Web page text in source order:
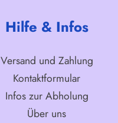
Hilfe & Infos
Versand und Zahlung
Kontaktformular
Infos zur Abholung
Über uns